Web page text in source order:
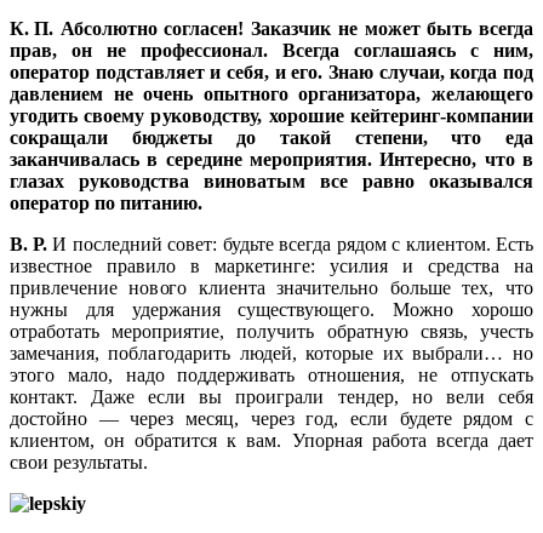
К. П. Абсолютно согласен! Заказчик не может быть всегда
прав, он не профессионал. Всегда соглашаясь с ним,
оператор подставляет и себя, и его. Знаю случаи, когда под
давлением не очень опытного организатора, желающего
угодить своему руководству, хорошие кейтеринг-компании
сокращали бюджеты до такой степени, что еда
заканчивалась в середине мероприятия. Интересно, что в
глазах руководства виноватым все равно оказывался
оператор по питанию.
В. Р. И последний совет: будьте всегда рядом с клиентом. Есть
известное правило в маркетинге: усилия и средства на
привлечение нового клиента значительно больше тех, что
нужны для удержания существующего. Можно хорошо
отработать мероприятие, получить обратную связь, учесть
замечания, поблагодарить людей, которые их выбрали… но
этого мало, надо поддерживать отношения, не отпускать
контакт. Даже если вы проиграли тендер, но вели себя
достойно — через месяц, через год, если будете рядом с
клиентом, он обратится к вам. Упорная работа всегда дает
свои результаты.